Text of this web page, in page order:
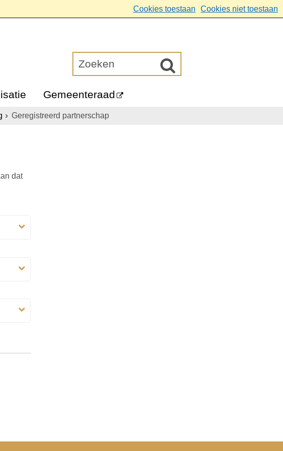
Cookies toestaan Cookies niet toestaan
Gemeenteraad
Geregistreerd partnerschap
dat